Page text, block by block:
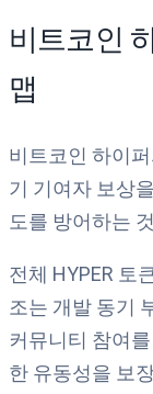
비트코인
맵
비트코인 하이
기 기여자 보상
도를 방어하는
전체 HYPER 토
조는 개발 동기
커뮤니티 참여
한 유동성을 보